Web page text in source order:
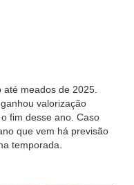
até meados de 2025.
valorização
fim desse ano. Caso
que vem há previsão
temporada.